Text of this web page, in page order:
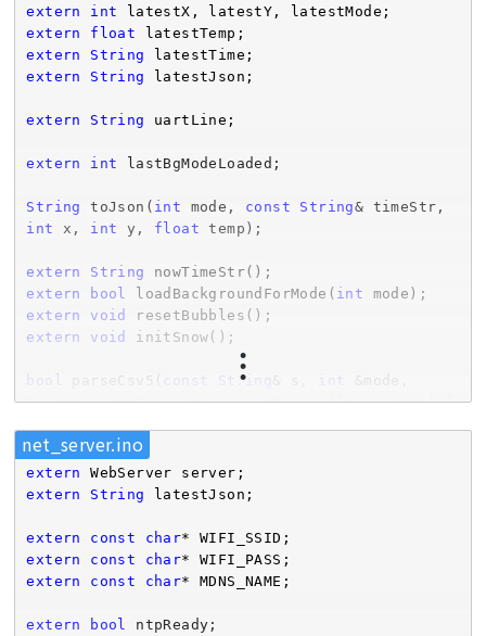
20;
// M5へ送る周期
static
const
5; // 推論周期
static
const
#define DETECTION_THRESHOLD 0.50f
static const bool
static
const char* TARGET_LABEL =
// 出力座標のスケール
// M5のディスプレイサイズに合わせる
static
const int OUT_W = 320
static
const int OUT_H =
EI_CAMERA_RAW_FRAME_BUFFER_COLS
CAM_IMGSIZE_QVGA_H
CAM_IMGSIZE_QVGA_V
# define ALIGN_PTR(p,a) ((p & (a-1)) ?
typedef struct { size_t width
ei_device_resize_resolutions_t;
// EI globals
extern int
extern
float
extern
String
extern
String latestJson;
extern String uartLine;
extern int lastBgModeLoaded;
String toJson( int mode, const String
int
x, int y, float temp);
extern String
extern
bool loadBackgroundForMode( int
extern
void
extern
void initSnow();
parseCsv5( String & s,
String &timeStr, int &x, int &y, float &temp) {
if (p1 < 0)
int p2 = s.indexOf( ','
if (p2 < 0) return false;
if (p3 < 0 ) return false;
int p4 = s.indexOf( ',' , p3 +
if (p4 < 0 ) return false;
String modeStr = s.substring(
net_server.ino
extern
extern
String latestJson;
extern const char
extern
const char
extern
const char* MDNS_NAME;
extern bool ntpReady;